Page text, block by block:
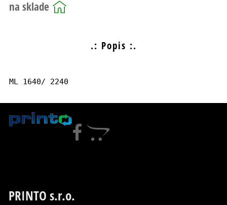
.: Popis :.
ML 1640/ 2240
PRINTO s.r.o.